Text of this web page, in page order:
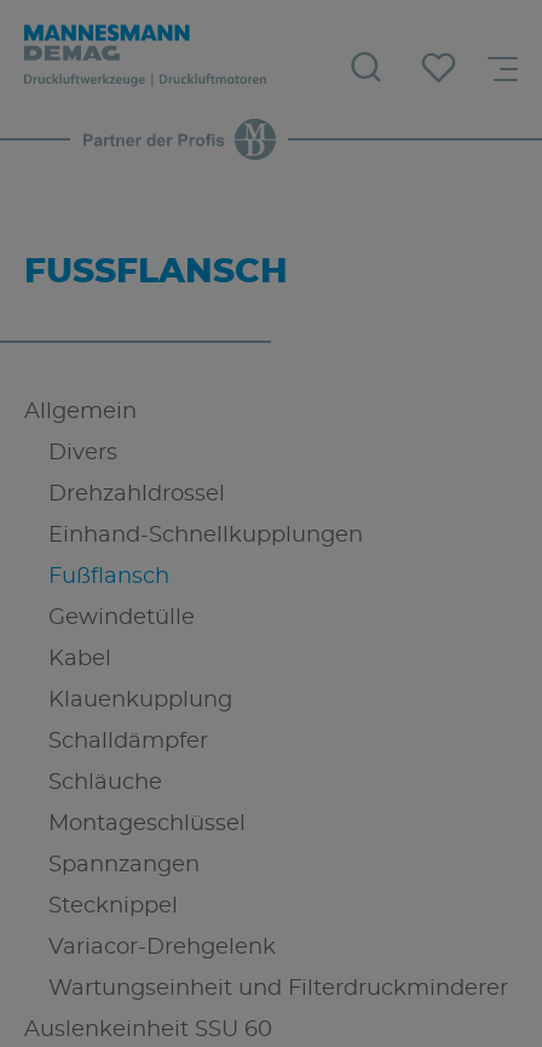
FUSSFLANSCH
Allgemein
Divers
Drehzahldrossel
Einhand-Schnellkupplungen
Fußflansch
Gewindetülle
Kabel
Klauenkupplung
Schalldämpfer
Schläuche
Montageschlüssel
Spannzangen
Stecknippel
Variacor-Drehgelenk
Wartungseinheit und Filterdruckminderer
Auslenkeinheit SSU 60